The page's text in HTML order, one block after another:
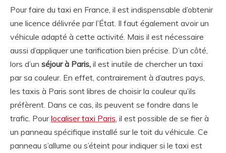
Pour faire du taxi en France, il est indispensable d’obtenir
une licence délivrée par l’État. Il faut également avoir un
véhicule adapté à cette activité. Mais il est nécessaire
aussi d’appliquer une tarification bien précise. D’un côté,
lors d’un séjour à Paris, il est inutile de chercher un taxi
par sa couleur. En effet, contrairement à d’autres pays,
les taxis à Paris sont libres de choisir la couleur qu’ils
préfèrent. Dans ce cas, ils peuvent se fondre dans le
trafic. Pourlocaliser taxi Paris , il est possible de se fier à
un panneau spécifique installé sur le toit du véhicule. Ce
panneau s’allume ou s’éteint pour indiquer si le taxi est